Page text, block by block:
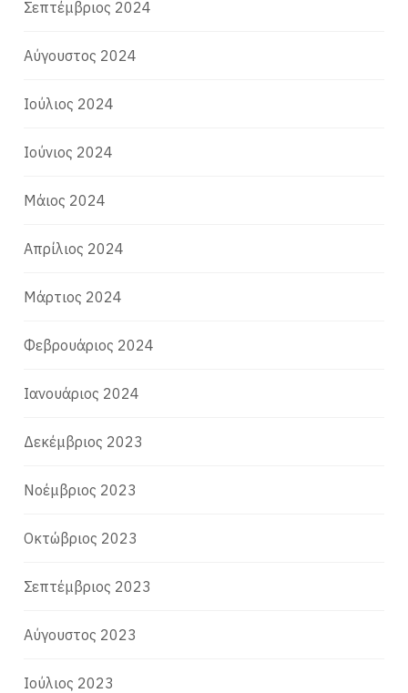
Σεπτέμβριος 2024
Αύγουστος 2024
Ιούλιος 2024
Ιούνιος 2024
Μάιος 2024
Απρίλιος 2024
Μάρτιος 2024
Φεβρουάριος 2024
Ιανουάριος 2024
Δεκέμβριος 2023
Νοέμβριος 2023
Οκτώβριος 2023
Σεπτέμβριος 2023
Αύγουστος 2023
Ιούλιος 2023